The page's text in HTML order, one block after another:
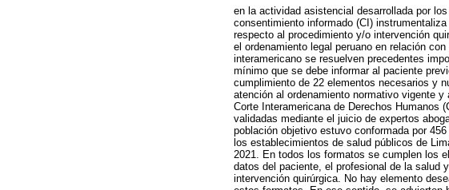
en la actividad asistencial desarrollada por
consentimiento informado (CI)
respecto al procedimiento y/o intervención
el ordenamiento legal peruano en relación
interamericano se resuelven precedentes
mínimo que se debe informar al paciente
cumplimiento de 22 elementos necesarios y
atención al ordenamiento normativo vigente
Corte Interamericana de Derechos Humanos
validadas mediante el juicio de expertos
población objetivo estuvo conformada por
los establecimientos de salud públicos de
2021. En todos los formatos se cumplen los
datos del paciente, el profesional de la salud
intervención quirúrgica. No hay elemento